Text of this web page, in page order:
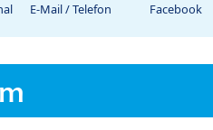
E-Mail / Telefon Facebook